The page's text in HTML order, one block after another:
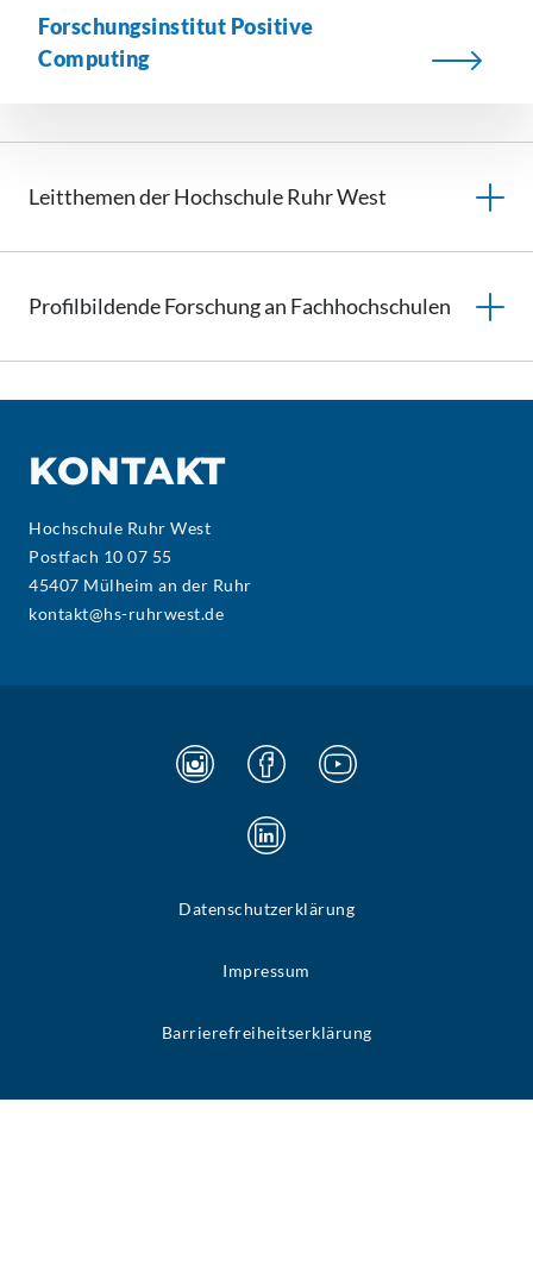
Forschungsinstitut Positive
Computing
Leitthemen der Hochschule Ruhr West
Profilbildende Forschung an Fachhochschulen
KONTAKT
Hochschule Ruhr West
Postfach 10 07 55
45407 Mülheim an der Ruhr
kontakt@hs-ruhrwest.de
Datenschutzerklärung
Impressum
Barrierefreiheitserklärung